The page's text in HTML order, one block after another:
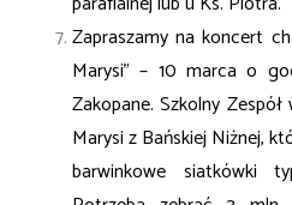
Zapraszamy na koncert
Marysi” – 10 marca o
Zakopane. Szkolny
Marysi z Bańskiej Niżnej,
barwinkowe